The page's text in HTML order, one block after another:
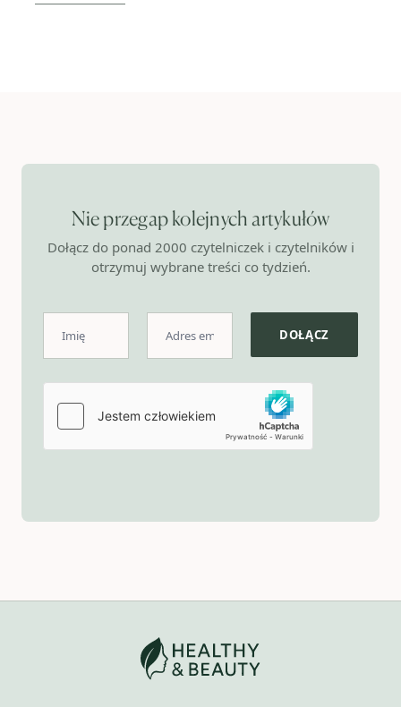
Nie przegap kolejnych artykułów
Dołącz do ponad 2000 czytelniczek i czytelników i
otrzymuj wybrane treści co tydzień.